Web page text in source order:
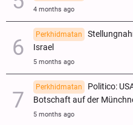
4 months ago
Perkhidmatan
Israel
5 months ago
Perkhidmatan
Politico:
Botschaft auf der
5 months ago